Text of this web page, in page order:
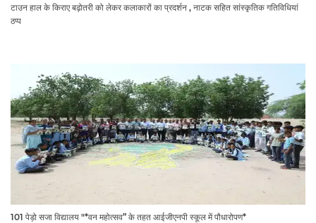
टाउन हाल के किराए बढ़ोतरी को लेकर कलाकारों का प्रदर्शन , नाटक सहित सांस्कृतिक गतिविधियां
ठप्प
101 पेड़ो सजा विद्यालय "*वन महोत्सव” के तहत आईजीएनपी स्कूल में पौधारोपण*